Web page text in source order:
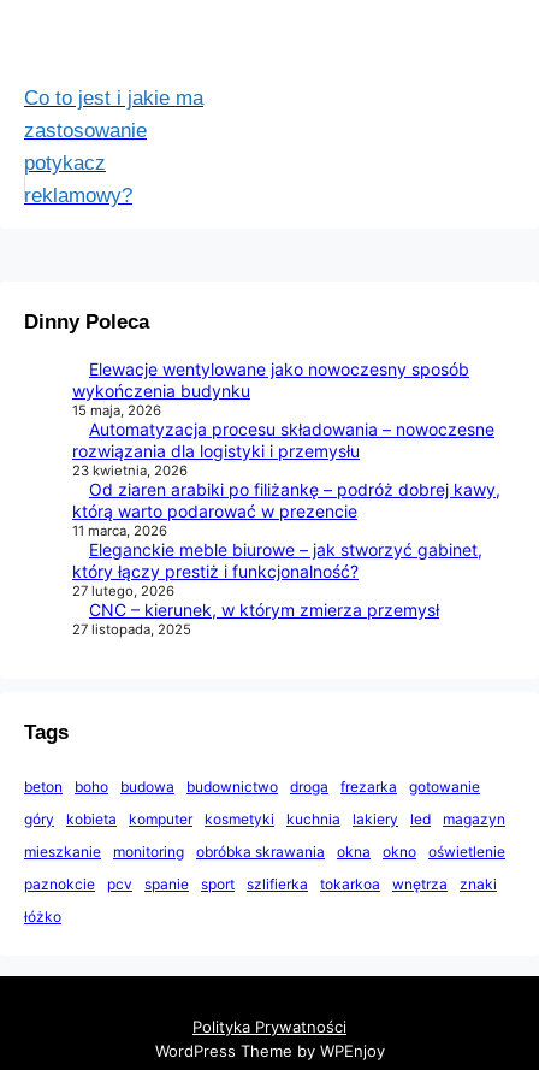
Co to jest i jakie ma
zastosowanie
potykacz
reklamowy?
Dinny Poleca
Elewacje wentylowane jako nowoczesny sposób
wykończenia budynku
15 maja, 2026
Automatyzacja procesu składowania – nowoczesne
rozwiązania dla logistyki i przemysłu
23 kwietnia, 2026
Od ziaren arabiki po filiżankę – podróż dobrej kawy,
którą warto podarować w prezencie
11 marca, 2026
Eleganckie meble biurowe – jak stworzyć gabinet,
który łączy prestiż i funkcjonalność?
27 lutego, 2026
CNC – kierunek, w którym zmierza przemysł
27 listopada, 2025
Tags
beton boho budowa budownictwo droga frezarka
gotowanie
góry
kobieta komputer kosmetyki kuchnia lakiery led
magazyn
mieszkanie
monitoring obróbka skrawania okna okno
oświetlenie
paznokcie
pcv spanie sport szlifierka tokarkoa wnętrza
znaki
łóżko
Polityka Prywatności
WordPress Theme by WPEnjoy